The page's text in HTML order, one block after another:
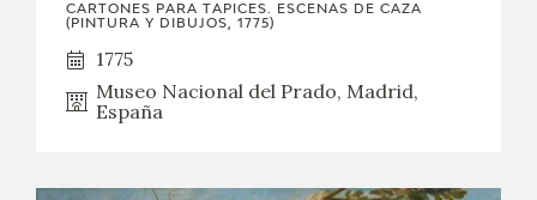
CARTONES PARA TAPICES. ESCENAS DE CAZA
(PINTURA Y DIBUJOS, 1775)
1775
Museo Nacional del Prado, Madrid,
España